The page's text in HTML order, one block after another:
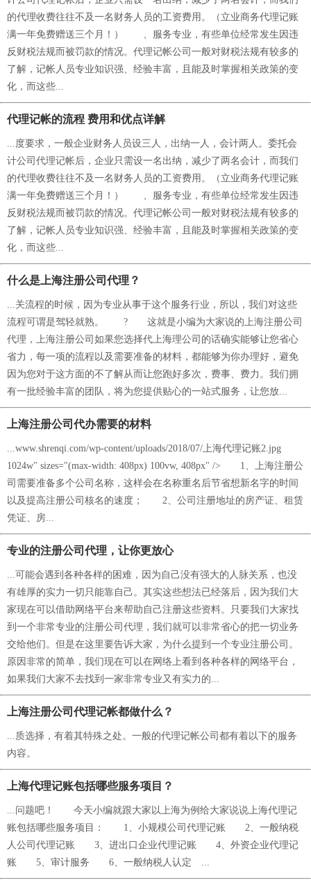
的代理收费往往不及一名财务人员的工资费用。（立业商务代理记账
满一年免费赠送三个月！） 、服务专业，有些单位经常发生因违
反财税法规而被罚款的情况。代理记帐公司一般对财税法规有较多的
了解，记帐人员专业知识强、经验丰富，且能及时掌握相关政策的变
化，而这些...
代理记帐的流程 费用和优点详解
...度要求，一般企业财务人员设三人，出纳一人，会计两人。委托会
计公司代理记帐后，企业只需设一名出纳，减少了两名会计，而我们
的代理收费往往不及一名财务人员的工资费用。（立业商务代理记账
满一年免费赠送三个月！） 、服务专业，有些单位经常发生因违
反财税法规而被罚款的情况。代理记帐公司一般对财税法规有较多的
了解，记帐人员专业知识强、经验丰富，且能及时掌握相关政策的变
化，而这些...
什么是上海注册公司代理？
...关流程的时候，因为专业从事于这个服务行业，所以，我们对这些
流程可谓是驾轻就熟。 ? 这就是小编为大家说的上海注册公司
代理，上海注册公司如果您选择代上海理公司的话确实能够让您省心
省力，每一项的流程以及需要准备的材料，都能够为你办理好，避免
因为您对于这方面的不了解从而让您跑好多次，费事、费力。我们拥
有一批经验丰富的团队，将为您提供贴心的一站式服务，让您放...
上海注册公司代办需要的材料
...www.shrenqi.com/wp-content/uploads/2018/07/上海代理记账2.jpg
1024w" sizes="(max-width: 408px) 100vw, 408px" /> 1、上海注册公
司需要准备多个公司名称，这样会在名称重名后节省想新名字的时间
以及提高注册公司核名的速度； 2、公司注册地址的房产证、租赁
凭证、房...
专业的注册公司代理，让你更放心
...可能会遇到各种各样的困难，因为自己没有强大的人脉关系，也没
有雄厚的实力一切只能靠自己。其实这些想法已经落后，因为我们大
家现在可以借助网络平台来帮助自己注册这些资料。只要我们大家找
到一个非常专业的注册公司代理，我们就可以非常省心的把一切业务
交给他们。但是在这里要告诉大家，为什么提到一个专业注册公司。
原因非常的简单，我们现在可以在网络上看到各种各样的网络平台，
如果我们大家不去找到一家非常专业又有实力的...
上海注册公司代理记帐都做什么？
...质选择，有着其特殊之处。一般的代理记帐公司都有着以下的服务
内容。
上海代理记账包括哪些服务项目？
...问题吧！ 今天小编就跟大家以上海为例给大家说说上海代理记
账包括哪些服务项目： 1、小规模公司代理记账 2、一般纳税
人公司代理记账 3、进出口企业代理记账 4、外资企业代理记
账 5、审计服务 6、一般纳税人认定 ...